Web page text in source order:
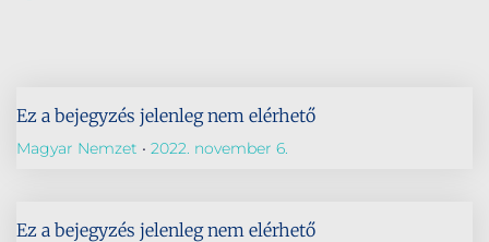
Ez a bejegyzés jelenleg nem elérhető
Magyar Nemzet 2022. november 6.
Ez a bejegyzés jelenleg nem elérhető